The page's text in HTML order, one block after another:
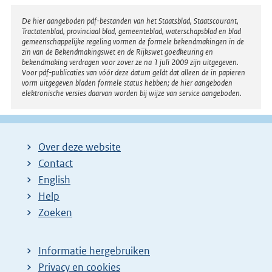
Disclaimer
De hier aangeboden pdf-bestanden van het Staatsblad, Staatscourant,
Tractatenblad, provinciaal blad, gemeenteblad, waterschapsblad en blad
gemeenschappelijke regeling vormen de formele bekendmakingen in de
zin van de Bekendmakingswet en de Rijkswet goedkeuring en
bekendmaking verdragen voor zover ze na 1 juli 2009 zijn uitgegeven.
Voor pdf-publicaties van vóór deze datum geldt dat alleen de in papieren
vorm uitgegeven bladen formele status hebben; de hier aangeboden
elektronische versies daarvan worden bij wijze van service aangeboden.
Over deze website
Contact
English
Help
Zoeken
Informatie hergebruiken
Privacy en cookies